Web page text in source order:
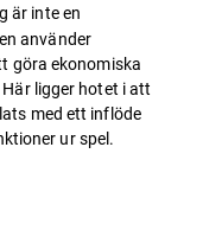
är inte en
använder
göra ekonomiska
ligger hotet i att
med ett inflöde
ur spel.